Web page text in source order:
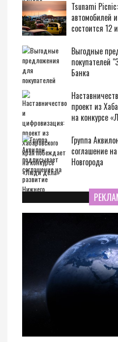
Tsunami
автомобилей
состоится 12
Выгодные
покупателей
Банка
проект из
на конкурсе
Группа
соглашение
Новгорода